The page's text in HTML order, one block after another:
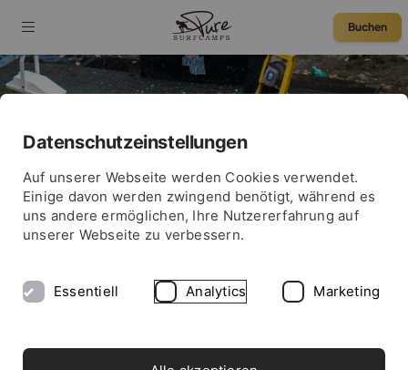
Buchen
Das Pure / Rapid
Surf League Event in
Bratislava
Datenschutzeinstellungen
Auf unserer Webseite werden Cookies verwendet.
Einige davon werden zwingend benötigt, während es
uns andere ermöglichen, Ihre Nutzererfahrung auf
unserer Webseite zu verbessern.
Essentiell Analytics Marketing